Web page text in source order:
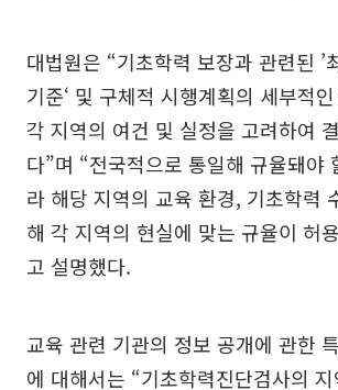
대법원은 “기초학력 보장과 관련된 ’
기준‘ 및 구체적 시행계획의 세부적
각 지역의 여건 및 실정을 고려하여
다”며 “전국적으로 통일해 규율돼야
라 해당 지역의 교육 환경, 기초학력
해 각 지역의 현실에 맞는 규율이 허
고 설명했다.
교육 관련 기관의 정보 공개에 관한
에 대해서는 “기초학력진단검사의 지